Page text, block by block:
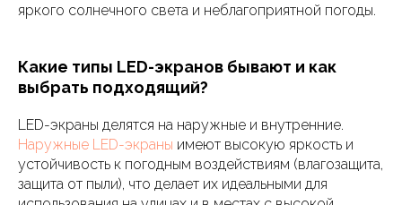
яркого солнечного света и неблагоприятной погоды.
Какие типы LED-экранов бывают и как
выбрать подходящий?
LED-экраны делятся на наружные и внутренние.
Наружные LED-экраны имеют высокую яркость и
устойчивость к погодным воздействиям (влагозащита,
защита от пыли), что делает их идеальными для